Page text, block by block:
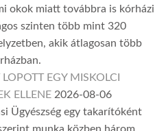
okok miatt továbbra is kórházi
szinten több mint 320
akik átlagosan több
EGY MISKOLCI
ELLENE 2026-08-06
Ügyészség egy takarítóként
munka közben három